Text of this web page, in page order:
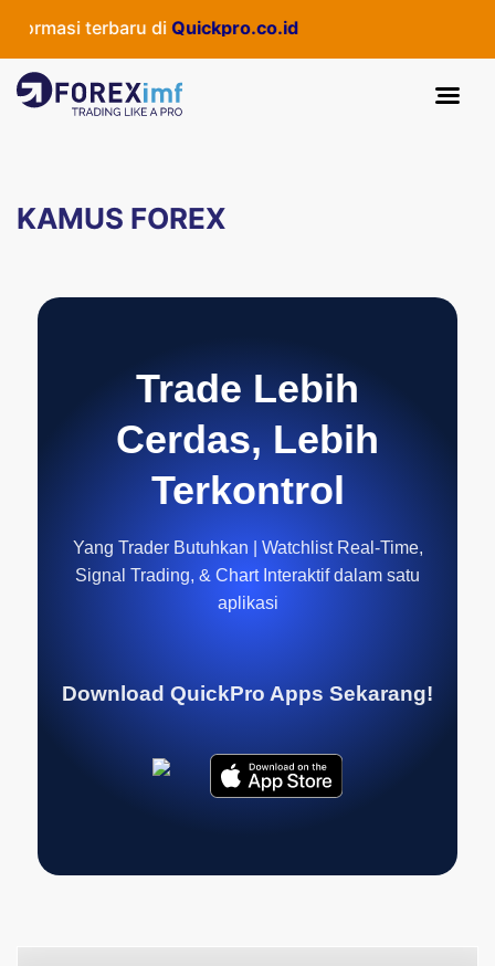
terbaru diQuickpro.co.id
KAMUS FOREX
Trade Lebih
Cerdas, Lebih
Terkontrol
Yang Trader Butuhkan | Watchlist Real-Time,
Signal Trading, & Chart Interaktif dalam satu
aplikasi
Download QuickPro Apps Sekarang!